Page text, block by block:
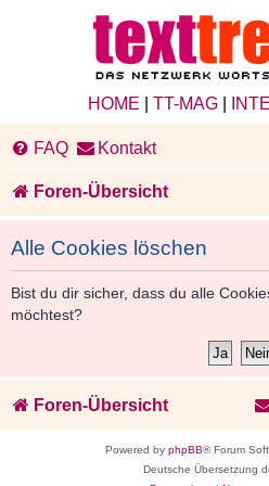
HOME TT-MAG|
FAQ Kontakt
Foren-Übersicht
Alle Cookies löschen
Bist du dir sicher, dass du alle
möchtest?
Foren-Übersicht
Powered by phpBB® Forum
Deutsche Übersetzung